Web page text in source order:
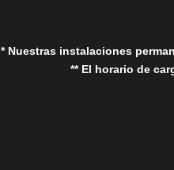
* Nuestras instalaciones
** El horario de